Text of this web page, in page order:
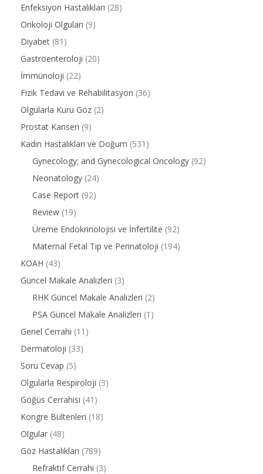
Enfeksiyon Hastalıkları (28)
Onkoloji Olguları (9)
Diyabet (81)
Gastroenteroloji (20)
İmmünoloji (22)
Fizik Tedavi ve Rehabilitasyon (36)
Olgularla Kuru Göz (2)
Prostat Kanseri (9)
Kadın Hastalıkları ve Doğum (531)
Gynecology; and Gynecological Oncology (92)
Neonatology (24)
Case Report (92)
Review (19)
Üreme Endokrinolojisi ve İnfertilite (92)
Maternal Fetal Tıp ve Perinatoloji (194)
KOAH (43)
Güncel Makale Analizleri (3)
RHK Güncel Makale Analizleri (2)
PSA Güncel Makale Analizleri (1)
Genel Cerrahi (11)
Dermatoloji (33)
Soru Cevap (5)
Olgularla Respiroloji (3)
Göğüs Cerrahisi (41)
Kongre Bültenleri (18)
Olgular (48)
Göz Hastalıkları (789)
Refraktif Cerrahi (3)